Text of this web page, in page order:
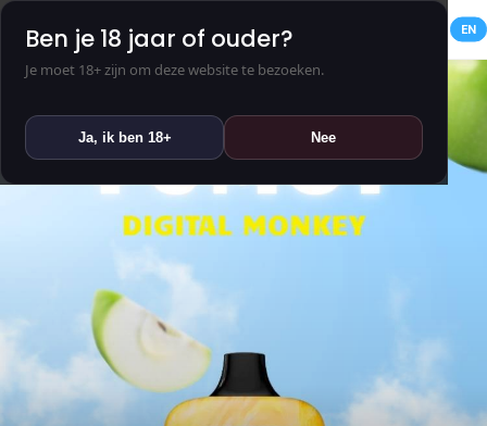
Ben je 18 jaar of ouder?
Je moet 18+ zijn om deze website te bezoeken.
Ja, ik ben 18+ Nee
EN